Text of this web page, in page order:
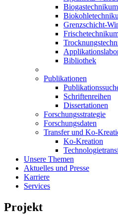
Biogastechnikum
Grenzschicht-
Bibliothek
Publikationen
Schriftenreihen
Dissertationen
Forschungsstrategie
Forschungsdaten
Transfer und Ko-
Ko-Kreation
Unsere Themen
Aktuelles und Presse
Karriere
Services
Projekt